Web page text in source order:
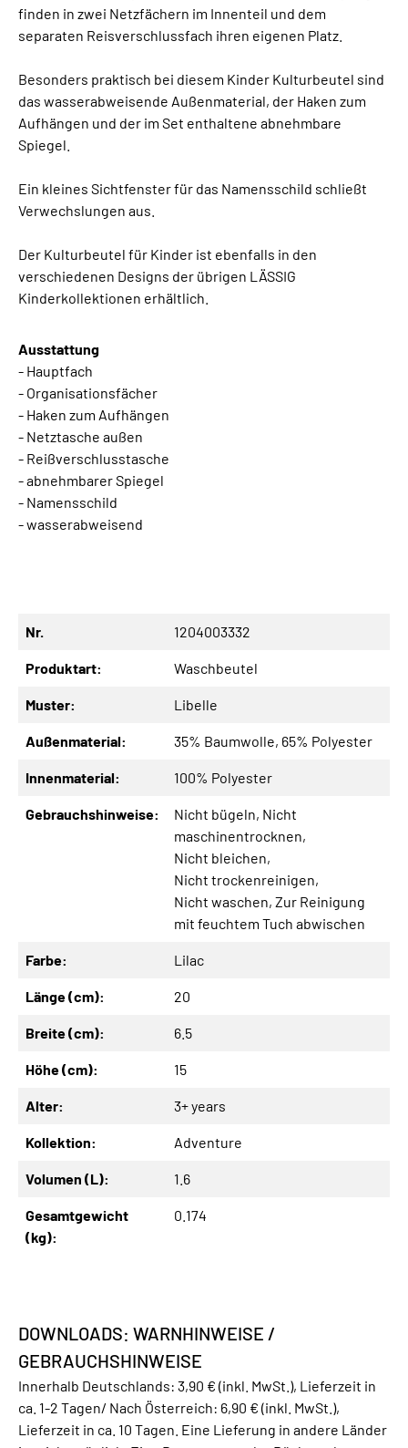
finden in zwei Netzfächern im Innenteil und dem
separaten Reisverschlussfach ihren eigenen Platz.
Besonders praktisch bei diesem Kinder Kulturbeutel sind
das wasserabweisende Außenmaterial, der Haken zum
Aufhängen und der im Set enthaltene abnehmbare
Spiegel.
Ein kleines Sichtfenster für das Namensschild schließt
Verwechslungen aus.
Der Kulturbeutel für Kinder ist ebenfalls in den
verschiedenen Designs der übrigen LÄSSIG
Kinderkollektionen erhältlich.
Ausstattung
- Hauptfach
- Organisationsfächer
- Haken zum Aufhängen
- Netztasche außen
- Reißverschlusstasche
- abnehmbarer Spiegel
- Namensschild
- wasserabweisend
Nr. 1204003332
Produktart: Waschbeutel
Muster: Libelle
Außenmaterial: 35% Baumwolle, 65% Polyester
Innenmaterial: 100% Polyester
Gebrauchshinweise: Nicht bügeln, Nicht
maschinentrocknen,
Nicht bleichen,
Nicht trockenreinigen,
Nicht waschen, Zur Reinigung
mit feuchtem Tuch abwischen
Farbe: Lilac
Länge (cm): 20
Breite (cm): 6.5
Höhe (cm): 15
Alter: 3+ years
Kollektion: Adventure
Volumen (L): 1.6
Gesamtgewicht
(kg):
0.174
DOWNLOADS: WARNHINWEISE /
GEBRAUCHSHINWEISE
Innerhalb Deutschlands: 3,90 € (inkl. MwSt.), Lieferzeit in
ca. 1-2 Tagen/ Nach Österreich: 6,90 € (inkl. MwSt.),
Lieferzeit in ca. 10 Tagen. Eine Lieferung in andere Länder